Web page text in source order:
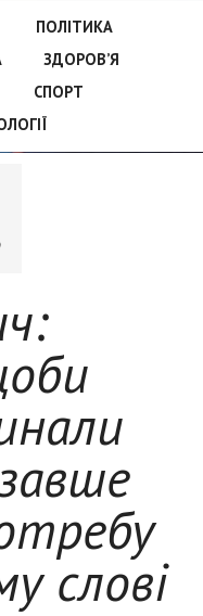
ПОЛІТИКА
ЗДОРОВ’Я
СПОРТ
слові